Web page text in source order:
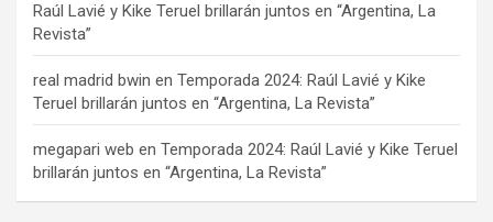
Raúl Lavié y Kike Teruel brillarán juntos en “Argentina, La
Revista”
real madrid bwin en Temporada 2024: Raúl Lavié y Kike
Teruel brillarán juntos en “Argentina, La Revista”
megapari web en Temporada 2024: Raúl Lavié y Kike Teruel
brillarán juntos en “Argentina, La Revista”